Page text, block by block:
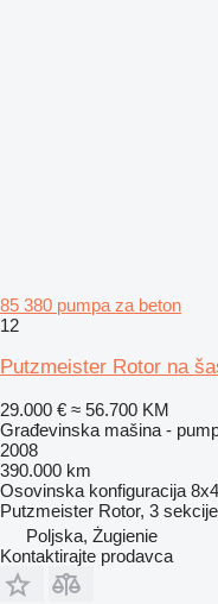
85 380 pumpa za beton
12
Putzmeister Rotor na
29.000 € ≈ 56.700 KM
Građevinska mašina -
2008
390.000 km
Osovinska konfiguracija 8x4
Putzmeister Rotor, 3
Poljska, Żugienie
Kontaktirajte prodavca